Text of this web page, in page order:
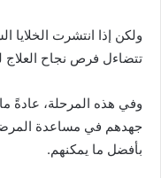
ولكن إذا انتشرت
تتضاءل فرص نجاح العلاج
وفي هذه المرحلة، عادةً
جهدهم في مساعدة
بأفضل ما يمكنهم.